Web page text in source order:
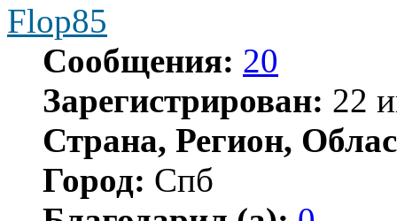
Flop85
Сообщения: 20
Зарегистрирован: 22
Страна, Регион,
Город: Спб